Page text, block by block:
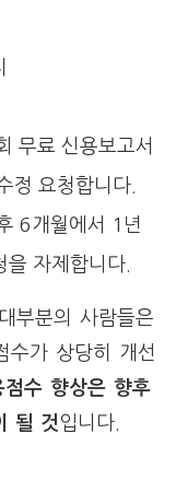
무료 신용보고서
정 요청합니다.
6개월에서 1년
자제합니다.
부분의 사람들은
수가 상당히 개선
점수 향상은 향후
될 것입니다.